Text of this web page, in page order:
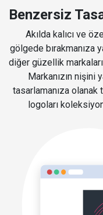
Benzersiz
Akılda kalıcı ve
gölgede bırakmanıza
diğer güzellik
Markanızın
tasarlamanıza olanak
logoları